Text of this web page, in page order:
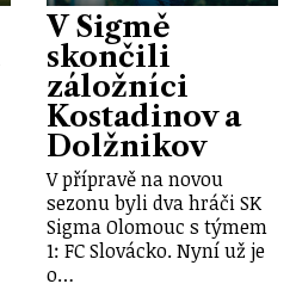
V Sigmě
skončili
záložníci
Kostadinov a
Dolžnikov
V přípravě na novou
sezonu byli dva hráči SK
Sigma Olomouc s týmem
1: FC Slovácko. Nyní už je
o…